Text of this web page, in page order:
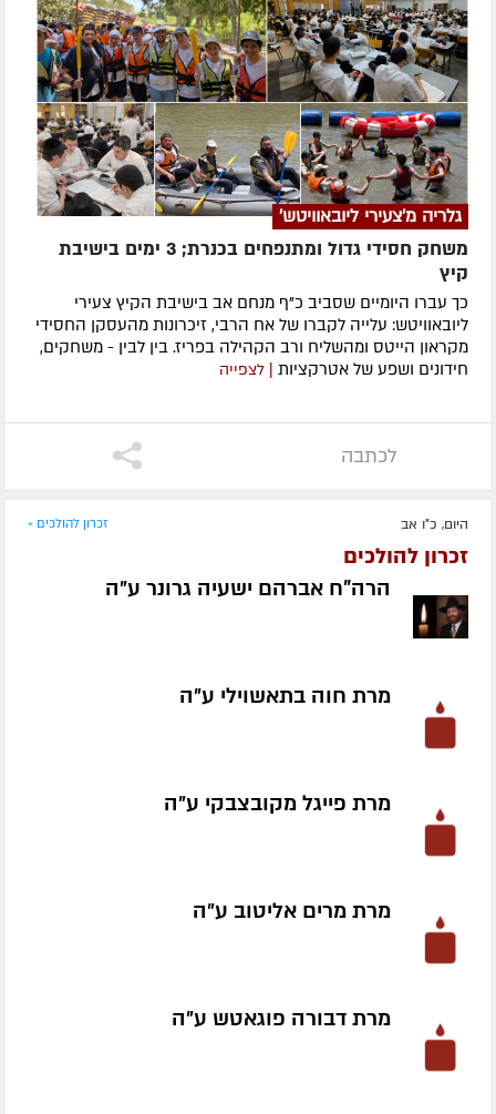
גלריה מ'צעירי ליובאוויטש'
משחק חסידי גדול ומתנפחים בכנרת; 3 ימים בישיבת
קיץ
כך עברו היומיים שסביב כ"ף מנחם אב בישיבת הקיץ צעירי
ליובאוויטש: עלייה לקברו של אח הרבי, זיכרונות מהעסקן החסידי
מקראון הייטס ומהשליח ורב הקהילה בפריז. בין לבין - משחקים,
חידונים ושפע של אטרקציות | לצפייה
לכתבה
היום, כ"ו אב זכרון להולכים »
זכרון להולכים
הרה"ח אברהם ישעיה גרונר ע״ה
מרת חוה בתאשוילי ע״ה
מרת פייגל מקובצבקי ע״ה
מרת מרים אליטוב ע״ה
מרת דבורה פוגאטש ע״ה